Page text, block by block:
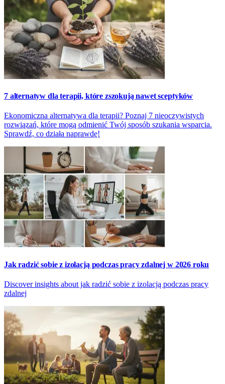
7 alternatyw dla terapii, które zszokują nawet sceptyków
Ekonomiczna alternatywa dla terapii? Poznaj 7 nieoczywistych
rozwiązań, które mogą odmienić Twój sposób szukania wsparcia.
Sprawdź, co działa naprawdę!
Jak radzić sobie z izolacją podczas pracy zdalnej w 2026 roku
Discover insights about jak radzić sobie z izolacją podczas pracy
zdalnej